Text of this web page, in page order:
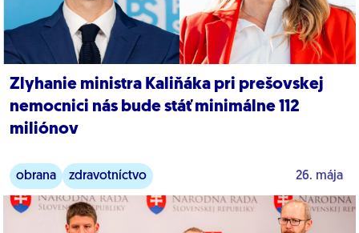
Zlyhanie ministra Kaliňáka pri prešovskej
nemocnici nás bude stáť minimálne 112
miliónov
obrana zdravotníctvo 26. mája